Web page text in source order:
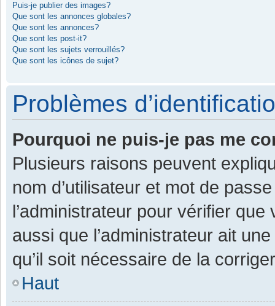
Puis-je publier des images?
Que sont les annonces globales?
Que sont les annonces?
Que sont les post-it?
Que sont les sujets verrouillés?
Que sont les icônes de sujet?
Problèmes
Pourquoi ne puis-je pas me
Plusieurs raisons peuvent
nom d’utilisateur et mot de
l’administrateur pour vérifier
aussi que l’administrateur ait
qu’il soit nécessaire de la
Haut